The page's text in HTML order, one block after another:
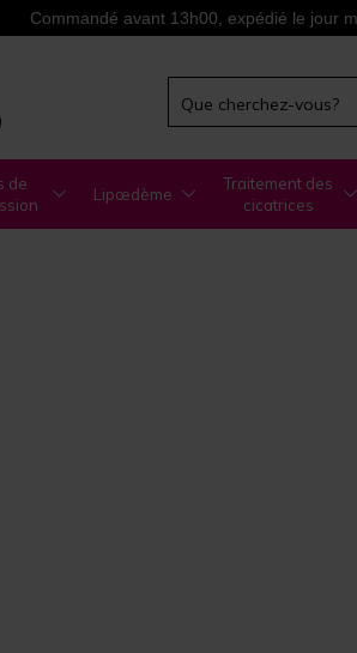
Commandé avant 13h00, expédié le jour
de
Lipœdème
Traitement des
cicatrices